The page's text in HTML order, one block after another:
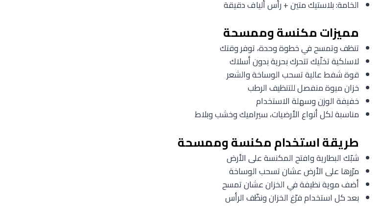
الخامة: بلاستيك متين + رأس ألياف دقيقة
مميزات مكنسة وممسحة
تنظف وتمسح في خطوة وحدة، توفر وقتك
لاسلكية تخلّيك تتحرك بحرية بدون أسلاك
قوة شفط عالية تسحب الوساخة والشعر
خزان ميوة منفصل للتنظيف الرطب
خفيفة الوزن وسهلة الاستخدام
مناسبة لكل أنواع الأرضيات، سيراميك وخشب وبلاط
طريقة استخدام مكنسة وممسحة
شبّك البطارية وافتح المكنسة على الأرض
مرّرها على الأرض عشان تسحب الوساخة
أضف موية نظيفة في الخزان عشان تمسح
بعد كل استخدام فرّغ الخزان ونظّف الرأس